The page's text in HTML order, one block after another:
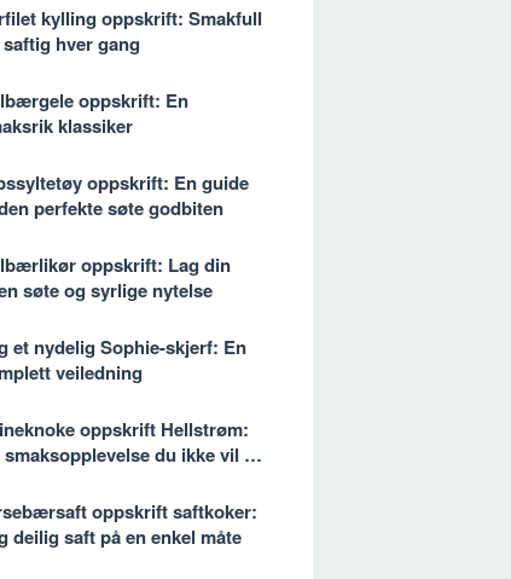
kylling oppskrift: Smakfull
hver gang
oppskrift: En
klassiker
oppskrift: En guide
perfekte søte godbiten
oppskrift: Lag din
søte og syrlige nytelse
et nydelig Sophie-skjerf: En
veiledning
oppskrift Hellstrøm:
smaksopplevelse du ikke vil gå
oppskrift saftkoker:
deilig saft på en enkel måte